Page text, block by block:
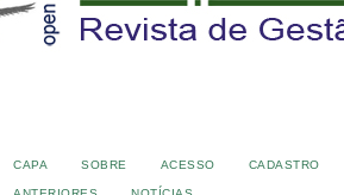
CAPA SOBRE ACESSO CADASTRO